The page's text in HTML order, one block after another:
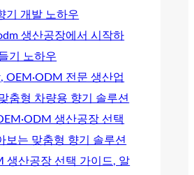
기 개발 노하우
생산공장에서 시작하
기 노하우
OEM·ODM 전문 생산업
춤형 차량용 향기 솔루션
생산공장 선택
보는 맞춤형 향기 솔루션
생산공장 선택 가이드, 알